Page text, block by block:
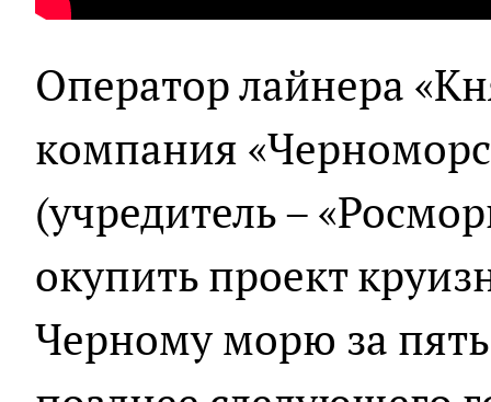
Оператор лайнера
компания
(учредитель –
окупить проект
Черному морю за